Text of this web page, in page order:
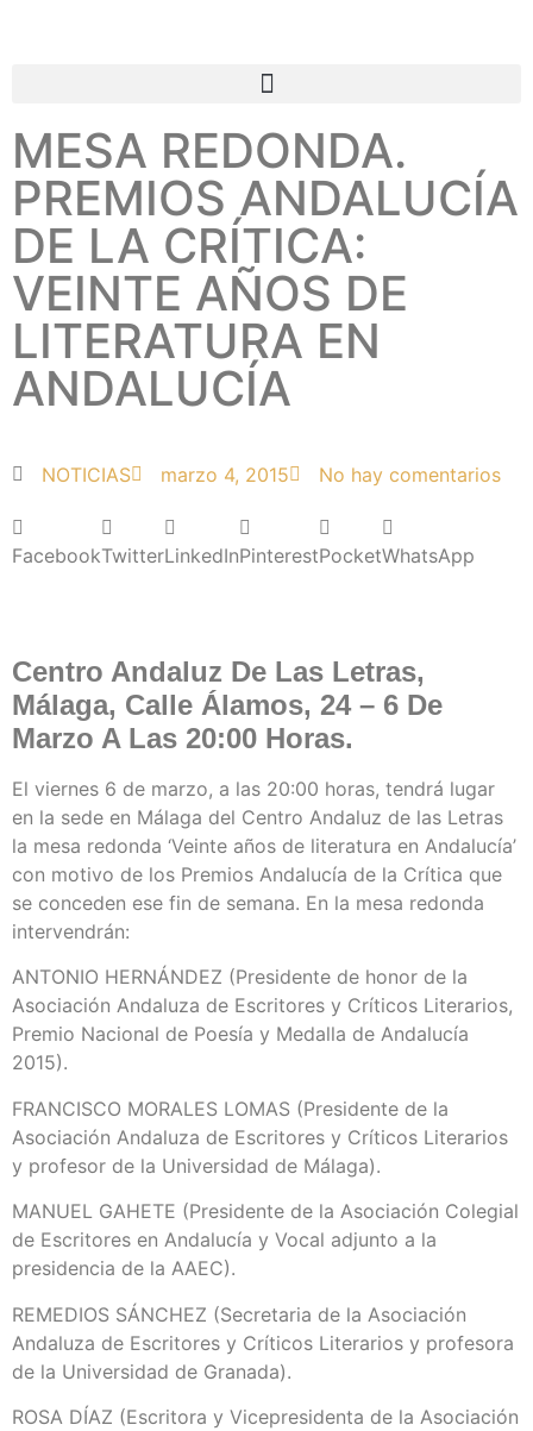
MESA REDONDA.
PREMIOS ANDALUCÍA
DE LA CRÍTICA:
VEINTE AÑOS DE
LITERATURA EN
ANDALUCÍA
NOTICIAS marzo 4, 2015 No hay comentarios
FacebookTwitterLinkedInPinterestPocketWhatsApp
Centro Andaluz De Las Letras,
Málaga, Calle Álamos, 24 – 6 De
Marzo A Las 20:00 Horas.
El viernes 6 de marzo, a las 20:00 horas, tendrá lugar
en la sede en Málaga del Centro Andaluz de las Letras
la mesa redonda ‘Veinte años de literatura en Andalucía’
con motivo de los Premios Andalucía de la Crítica que
se conceden ese fin de semana. En la mesa redonda
intervendrán:
ANTONIO HERNÁNDEZ (Presidente de honor de la
Asociación Andaluza de Escritores y Críticos Literarios,
Premio Nacional de Poesía y Medalla de Andalucía
2015).
FRANCISCO MORALES LOMAS (Presidente de la
Asociación Andaluza de Escritores y Críticos Literarios
y profesor de la Universidad de Málaga).
MANUEL GAHETE (Presidente de la Asociación Colegial
de Escritores en Andalucía y Vocal adjunto a la
presidencia de la AAEC).
REMEDIOS SÁNCHEZ (Secretaria de la Asociación
Andaluza de Escritores y Críticos Literarios y profesora
de la Universidad de Granada).
ROSA DÍAZ (Escritora y Vicepresidenta de la Asociación